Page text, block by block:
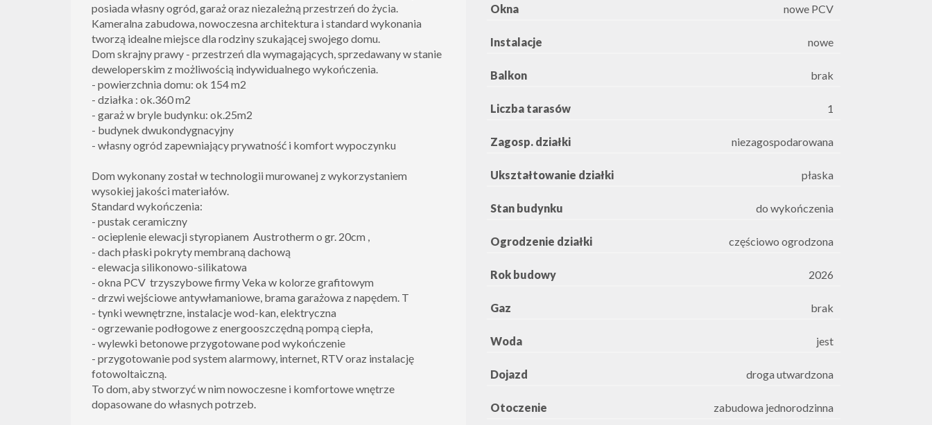
posiada własny ogród, garaż oraz niezależną przestrzeń do życia.
Kameralna zabudowa, nowoczesna architektura i standard wykonania
tworzą idealne miejsce dla rodziny szukającej swojego domu.
Dom skrajny prawy - przestrzeń dla wymagających, sprzedawany w stanie
deweloperskim z możliwością indywidualnego wykończenia.
- powierzchnia domu: ok 154 m2
- działka : ok.360 m2
- garaż w bryle budynku: ok.25m2
- budynek dwukondygnacyjny
- własny ogród zapewniający prywatność i komfort wypoczynku
Dom wykonany został w technologii murowanej z wykorzystaniem
wysokiej jakości materiałów.
Standard wykończenia:
- pustak ceramiczny
- ocieplenie elewacji styropianem Austrotherm o gr. 20cm ,
- dach płaski pokryty membraną dachową
- elewacja silikonowo-silikatowa
- okna PCV trzyszybowe firmy Veka w kolorze grafitowym
- drzwi wejściowe antywłamaniowe, brama garażowa z napędem. T
- tynki wewnętrzne, instalacje wod-kan, elektryczna
- ogrzewanie podłogowe z energooszczędną pompą ciepła,
- wylewki betonowe przygotowane pod wykończenie
- przygotowanie pod system alarmowy, internet, RTV oraz instalację
fotowoltaiczną.
To dom, aby stworzyć w nim nowoczesne i komfortowe wnętrze
dopasowane do własnych potrzeb.
Okna nowe PCV
Instalacje nowe
Balkon brak
Liczba tarasów 1
Zagosp. działki niezagospodarowana
Ukształtowanie działki płaska
Stan budynku do wykończenia
Ogrodzenie działki częściowo ogrodzona
Rok budowy 2026
Gaz brak
Woda jest
Dojazd droga utwardzona
Otoczenie zabudowa jednorodzinna